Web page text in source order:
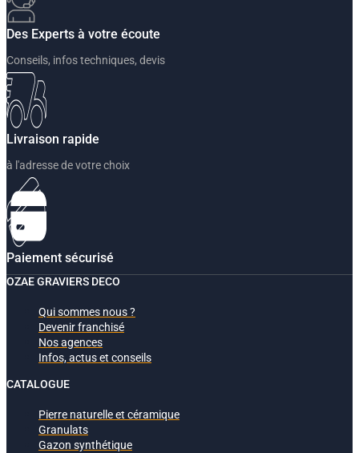
Des Experts à votre écoute
Conseils, infos techniques, devis
Livraison rapide
à l'adresse de votre choix
Paiement sécurisé
OZAE GRAVIERS DECO
Qui sommes nous ?
Devenir franchisé
Nos agences
Infos, actus et conseils
CATALOGUE
Pierre naturelle et céramique
Granulats
Gazon synthétique